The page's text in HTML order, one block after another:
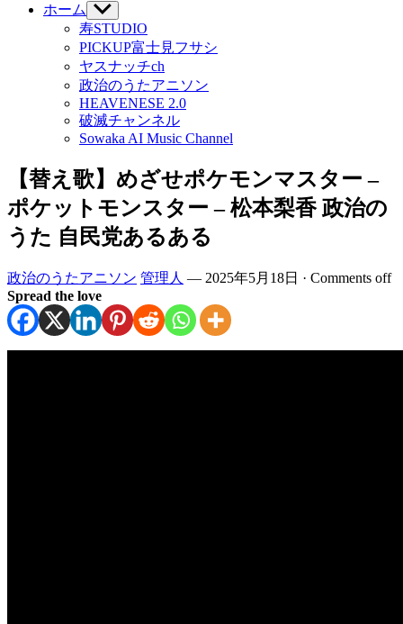
ホーム
Show
sub
menu
寿STUDIO
PICKUP富士見フサシ
ヤスナッチch
政治のうたアニソン
HEAVENESE 2.0
破滅チャンネル
Sowaka AI Music Channel
【替え歌】めざせポケモンマスター –
ポケットモンスター – 松本梨香 政治の
うた 自民党あるある
政治のうたアニソン 管理人 — 2025年5月18日 · Comments off
Spread the love